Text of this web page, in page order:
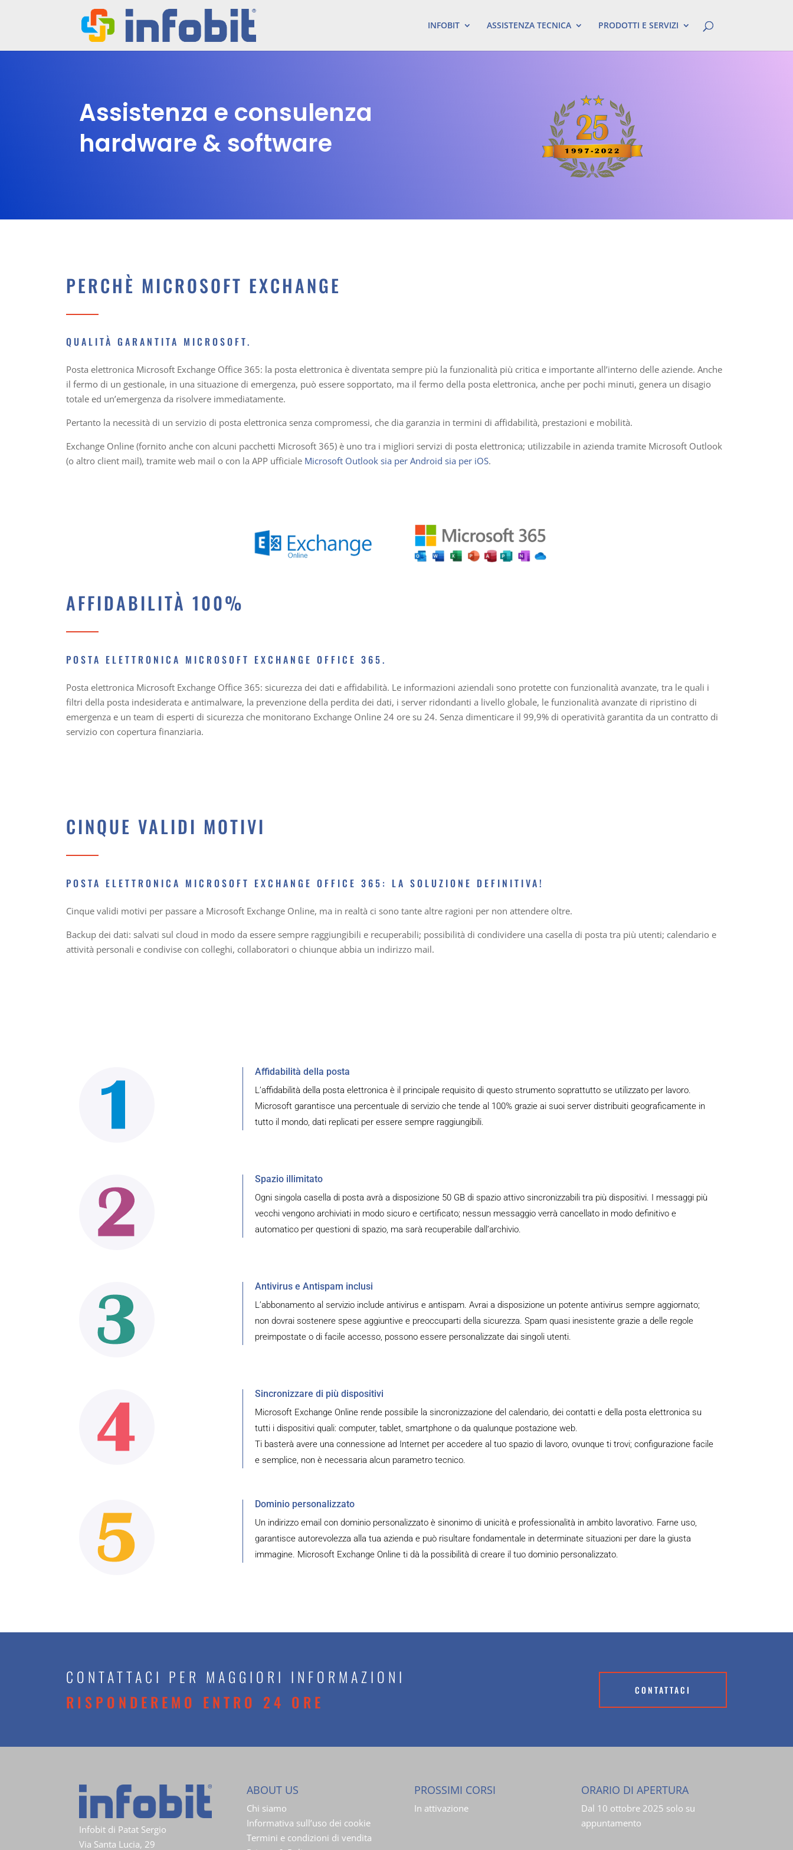
INFOBIT ASSISTENZA TECNICA PRODOTTI E SERVIZI
Assistenza e consulenza
hardware & software
PERCHÈ MICROSOFT EXCHANGE
QUALITÀ GARANTITA MICROSOFT.
Posta elettronica Microsoft Exchange Office 365: la posta elettronica è diventata sempre più la funzionalità più critica e importante all’interno delle aziende. Anche
il fermo di un gestionale, in una situazione di emergenza, può essere sopportato, ma il fermo della posta elettronica, anche per pochi minuti, genera un disagio
totale ed un’emergenza da risolvere immediatamente.
Pertanto la necessità di un servizio di posta elettronica senza compromessi, che dia garanzia in termini di affidabilità, prestazioni e mobilità.
Exchange Online (fornito anche con alcuni pacchetti Microsoft 365) è uno tra i migliori servizi di posta elettronica; utilizzabile in azienda tramite Microsoft Outlook
(o altro client mail), tramite web mail o con la APP ufficiale Microsoft Outlook sia per Android sia per iOS.
AFFIDABILITÀ 100%
POSTA ELETTRONICA MICROSOFT EXCHANGE OFFICE 365.
Posta elettronica Microsoft Exchange Office 365: sicurezza dei dati e affidabilità. Le informazioni aziendali sono protette con funzionalità avanzate, tra le quali i
filtri della posta indesiderata e antimalware, la prevenzione della perdita dei dati, i server ridondanti a livello globale, le funzionalità avanzate di ripristino di
emergenza e un team di esperti di sicurezza che monitorano Exchange Online 24 ore su 24. Senza dimenticare il 99,9% di operatività garantita da un contratto di
servizio con copertura finanziaria.
CINQUE VALIDI MOTIVI
POSTA ELETTRONICA MICROSOFT EXCHANGE OFFICE 365: LA SOLUZIONE DEFINITIVA!
Cinque validi motivi per passare a Microsoft Exchange Online, ma in realtà ci sono tante altre ragioni per non attendere oltre.
Backup dei dati: salvati sul cloud in modo da essere sempre raggiungibili e recuperabili; possibilità di condividere una casella di posta tra più utenti; calendario e
attività personali e condivise con colleghi, collaboratori o chiunque abbia un indirizzo mail.
Affidabilità della posta
L’affidabilità della posta elettronica è il principale requisito di questo strumento soprattutto se utilizzato per lavoro.
Microsoft garantisce una percentuale di servizio che tende al 100% grazie ai suoi server distribuiti geograficamente in
tutto il mondo, dati replicati per essere sempre raggiungibili.
Spazio illimitato
Ogni singola casella di posta avrà a disposizione 50 GB di spazio attivo sincronizzabili tra più dispositivi. I messaggi più
vecchi vengono archiviati in modo sicuro e certificato; nessun messaggio verrà cancellato in modo definitivo e
automatico per questioni di spazio, ma sarà recuperabile dall’archivio.
Antivirus e Antispam inclusi
L’abbonamento al servizio include antivirus e antispam. Avrai a disposizione un potente antivirus sempre aggiornato;
non dovrai sostenere spese aggiuntive e preoccuparti della sicurezza. Spam quasi inesistente grazie a delle regole
preimpostate o di facile accesso, possono essere personalizzate dai singoli utenti.
Sincronizzare di più dispositivi
Microsoft Exchange Online rende possibile la sincronizzazione del calendario, dei contatti e della posta elettronica su
tutti i dispositivi quali: computer, tablet, smartphone o da qualunque postazione web.
Ti basterà avere una connessione ad Internet per accedere al tuo spazio di lavoro, ovunque ti trovi; configurazione facile
e semplice, non è necessaria alcun parametro tecnico.
Dominio personalizzato
Un indirizzo email con dominio personalizzato è sinonimo di unicità e professionalità in ambito lavorativo. Farne uso,
garantisce autorevolezza alla tua azienda e può risultare fondamentale in determinate situazioni per dare la giusta
immagine. Microsoft Exchange Online ti dà la possibilità di creare il tuo dominio personalizzato.
CONTATTACI PER MAGGIORI INFORMAZIONI
RISPONDEREMO ENTRO 24 ORE
CONTATTACI
Infobit di Patat Sergio
Via Santa Lucia, 29
ABOUT US
Chi siamo
Informativa sull’uso dei cookie
Termini e condizioni di vendita
PROSSIMI CORSI
In attivazione
ORARIO DI APERTURA
Dal 10 ottobre 2025 solo su
appuntamento